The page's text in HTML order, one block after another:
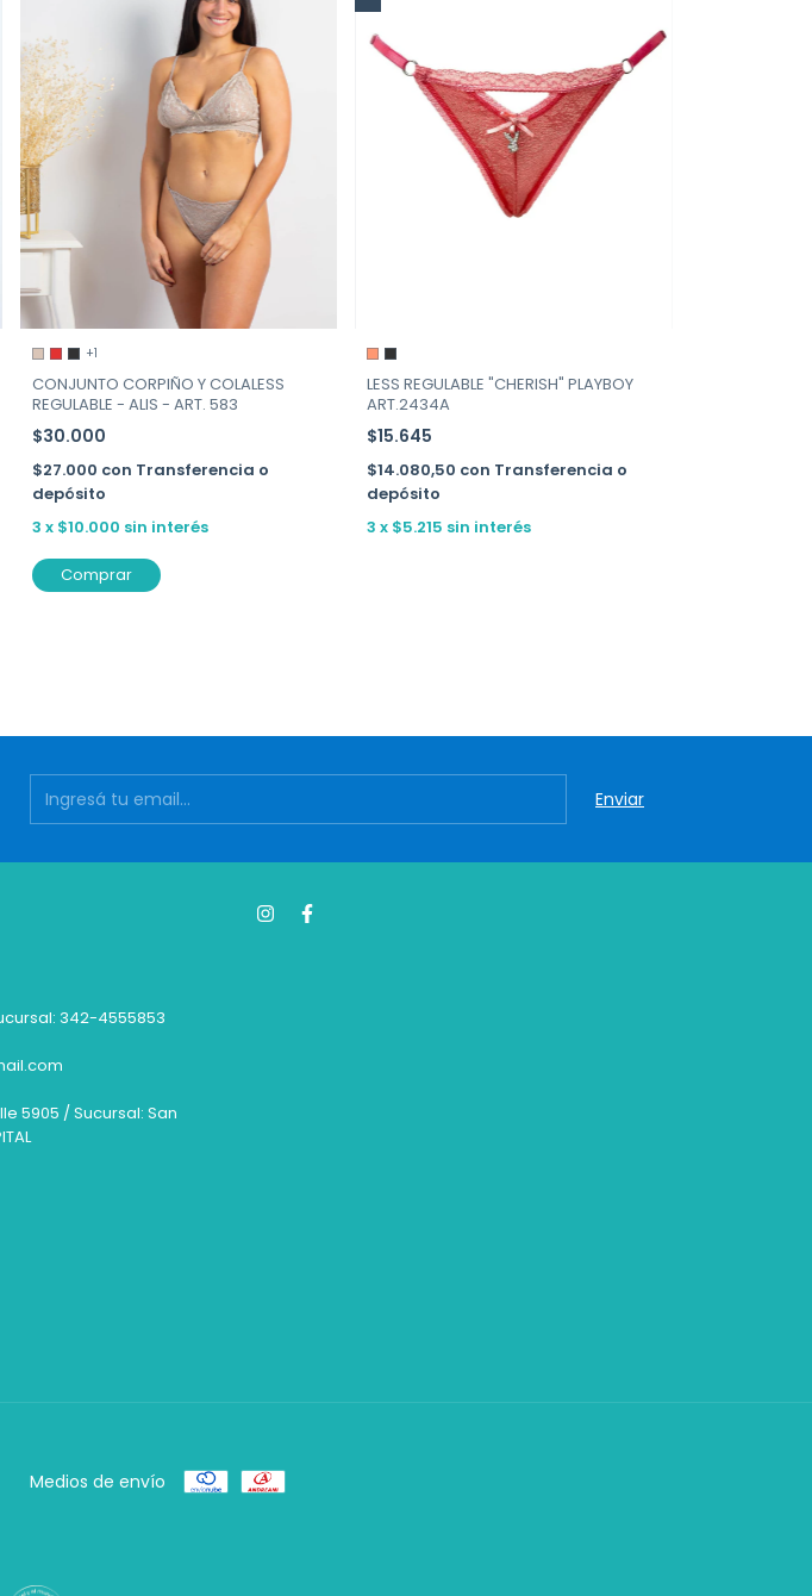
+1
CONJUNTO CORPIÑO Y COLALESS
REGULABLE - ALIS - ART. 583
$30.000
$27.000 con Transferencia o
depósito
3 x $10.000 sin interés
Comprar
LESS REGULABLE "CHERISH" PLAYBOY
ART.2434A
$15.645
$14.080,50 con Transferencia o
depósito
3 x $5.215 sin interés
342-4555853
5905 / Sucursal: San
Medios de envío